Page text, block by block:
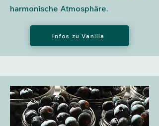
harmonische Atmosphäre.
Infos zu Vanilla